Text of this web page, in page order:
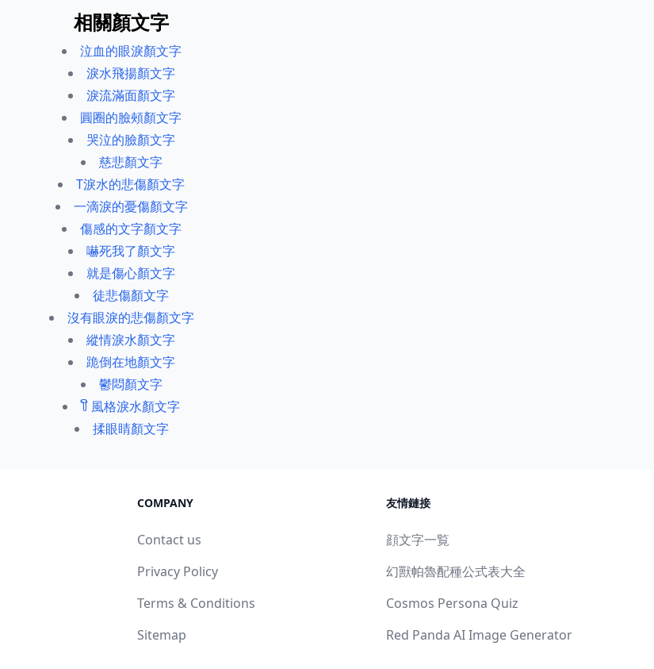
相關顏文字
泣血的眼淚顏文字
淚水飛揚顏文字
淚流滿面顏文字
圓圈的臉頰顏文字
哭泣的臉顏文字
慈悲顏文字
T淚水的悲傷顏文字
一滴淚的憂傷顏文字
傷感的文字顏文字
嚇死我了顏文字
就是傷心顏文字
徒悲傷顏文字
沒有眼淚的悲傷顏文字
縱情淚水顏文字
跪倒在地顏文字
鬱悶顏文字
꒦ິ 風格淚水顏文字
揉眼睛顏文字
COMPANY
Contact us
Privacy Policy
Terms & Conditions
Sitemap
友情鏈接
顔文字一覧
幻獸帕魯配種公式表大全
Cosmos Persona Quiz
Red Panda AI Image Generator